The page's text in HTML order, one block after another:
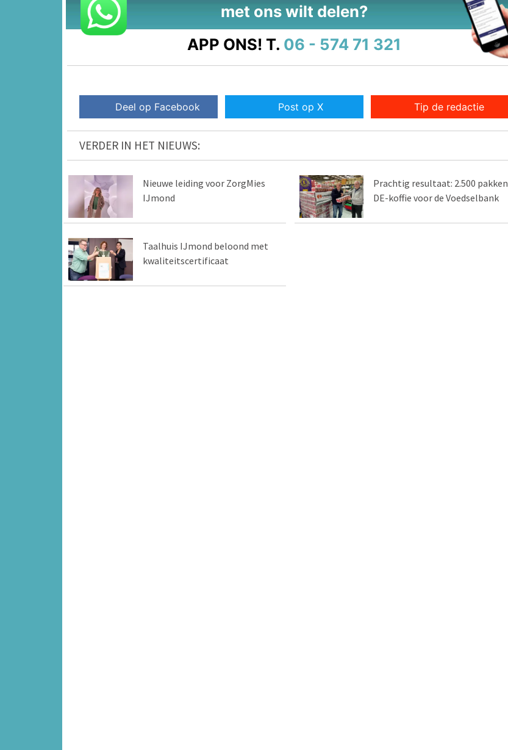
met ons wilt delen?
APP ONS! T. 06 - 574 71 321
Deel op Facebook Post op X Tip de redactie
VERDER IN HET NIEUWS:
Nieuwe leiding voor ZorgMies
IJmond
Prachtig resultaat: 2.500 pakken
DE-koffie voor de Voedselbank
Taalhuis IJmond beloond met
kwaliteitscertificaat